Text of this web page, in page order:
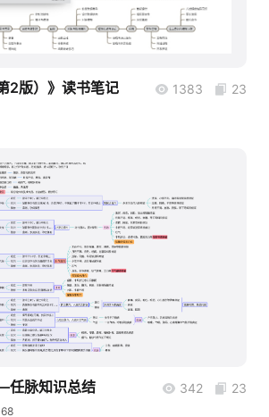
2版）》读书笔记 1383 23
boardmix
任脉知识总结 342 23